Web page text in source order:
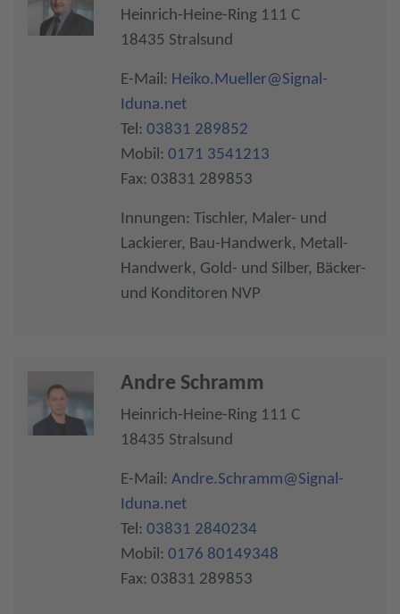
Heinrich-Heine-Ring 111 C
18435 Stralsund
E-Mail: Heiko.Mueller@Signal-
Iduna.net
Tel: 03831 289852
Mobil: 0171 3541213
Fax: 03831 289853
Innungen: Tischler, Maler- und
Lackierer, Bau-Handwerk, Metall-
Handwerk, Gold- und Silber, Bäcker-
und Konditoren NVP
Andre Schramm
Heinrich-Heine-Ring 111 C
18435 Stralsund
E-Mail: Andre.Schramm@Signal-
Iduna.net
Tel: 03831 2840234
Mobil: 0176 80149348
Fax: 03831 289853